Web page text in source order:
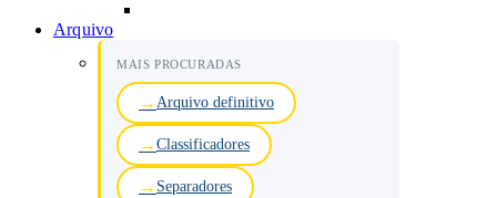
Arquivo
MAIS PROCURADAS
Arquivo definitivo
Classificadores
Separadores